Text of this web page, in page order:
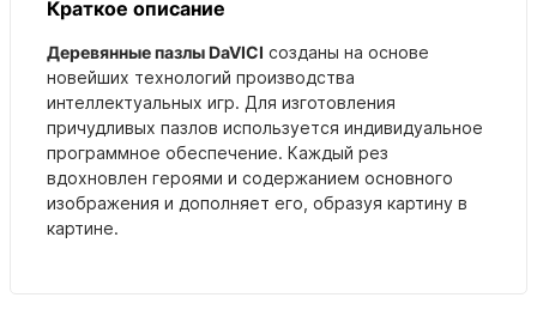
Краткое описание
Деревянные пазлы DaVICI созданы на основе
новейших технологий производства
интеллектуальных игр. Для изготовления
причудливых пазлов используется индивидуальное
программное обеспечение. Каждый рез
вдохновлен героями и содержанием основного
изображения и дополняет его, образуя картину в
картине.